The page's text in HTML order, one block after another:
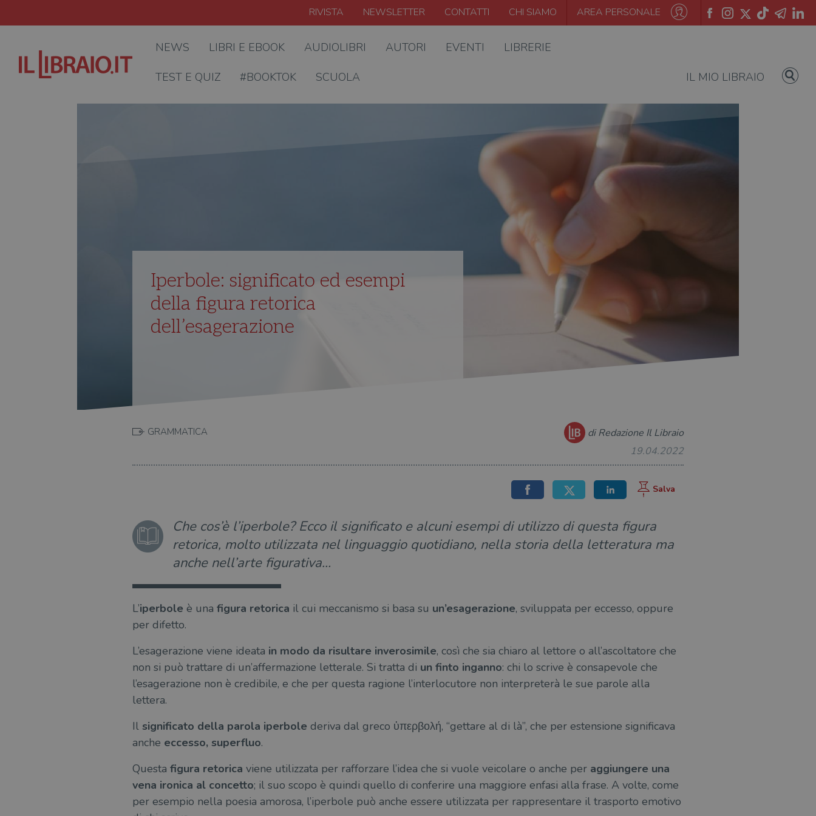
RIVISTA NEWSLETTER CONTATTI CHI SIAMO AREA PERSONALE
NEWS LIBRI E EBOOK AUDIOLIBRI AUTORI EVENTI LIBRERIE
TEST E QUIZ #BOOKTOK SCUOLA IL MIO LIBRAIO
Iperbole: significato ed esempi
della figura retorica
dell’esagerazione
GRAMMATICA
di Redazione Il Libraio
19.04.2022
Che cos’è l’iperbole? Ecco il significato e alcuni esempi di utilizzo di questa figura
retorica, molto utilizzata nel linguaggio quotidiano, nella storia della letteratura ma
anche nell’arte figurativa…
L’iperbole è una figura retorica il cui meccanismo si basa su un’esagerazione, sviluppata per eccesso, oppure
per difetto.
L’esagerazione viene ideata in modo da risultare inverosimile, così che sia chiaro al lettore o all’ascoltatore che
non si può trattare di un’affermazione letterale. Si tratta di un finto inganno: chi lo scrive è consapevole che
l’esagerazione non è credibile, e che per questa ragione l’interlocutore non interpreterà le sue parole alla
lettera.
Il significato della parola iperbole deriva dal greco ὑπερβολή, “gettare al di là”, che per estensione significava
anche eccesso, superfluo.
Questa figura retorica viene utilizzata per rafforzare l’idea che si vuole veicolare o anche per aggiungere una
vena ironica al concetto; il suo scopo è quindi quello di conferire una maggiore enfasi alla frase. A volte, come
per esempio nella poesia amorosa, l’iperbole può anche essere utilizzata per rappresentare il trasporto emotivo